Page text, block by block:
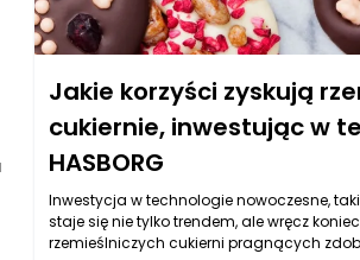
Jakie korzyści zyskują
cukiernie, inwestując w
HASBORG
Inwestycja w technologie nowoczesne,
staje się nie tylko trendem, ale wręcz
rzemieślniczych cukierni pragnących